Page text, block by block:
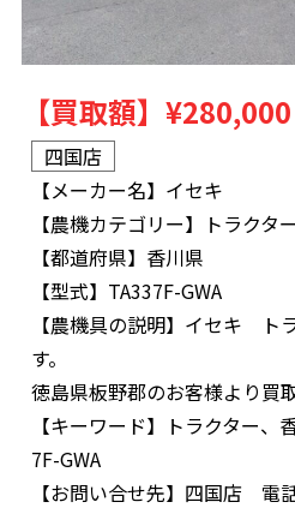
【買取額】 ¥280,000
四国店
【メーカー名】 イセキ
【農機カテゴリー】
トラクター
【都道府県】 香川県
【型式】 TA337F-GWA
【農機具の説明】 イセキ ト
す。
徳島県板野郡のお客様より買
【キーワード】
トラクター、
7F-GWA
【お問い合せ先】 四国店 電